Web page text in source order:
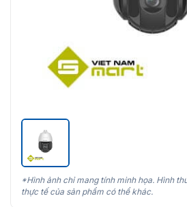
*Hình ảnh chỉ mang tính minh họa. Hình
thực tế của sản phẩm có thể khác.